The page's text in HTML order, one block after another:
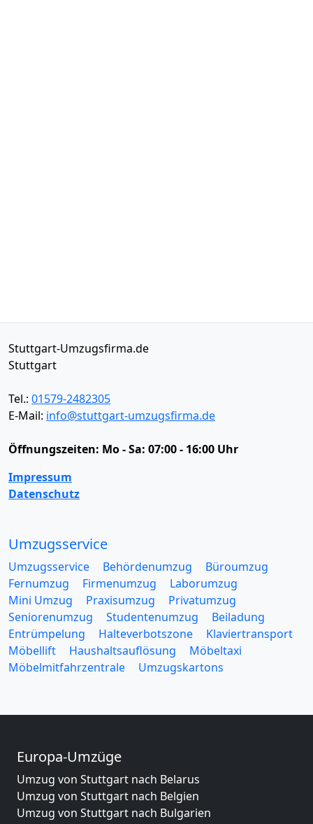
Stuttgart-Umzugsfirma.de
Stuttgart
Tel.: 01579-2482305
E-Mail: info@stuttgart-umzugsfirma.de
Öffnungszeiten: Mo - Sa: 07:00 - 16:00 Uhr
Impressum
Datenschutz
Umzugsservice
Umzugsservice Behördenumzug
Büroumzug
Fernumzug
Firmenumzug
Laborumzug
Mini Umzug
Praxisumzug
Privatumzug
Seniorenumzug
Studentenumzug
Beiladung
Entrümpelung
Halteverbotszone
Klaviertransport
Möbellift
Haushaltsauflösung
Möbeltaxi
Möbelmitfahrzentrale
Umzugskartons
Europa-Umzüge
Umzug von Stuttgart nach Belarus
Umzug von Stuttgart nach Belgien
Umzug von Stuttgart nach Bulgarien